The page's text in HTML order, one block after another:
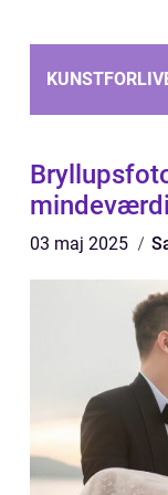
03 maj 2025